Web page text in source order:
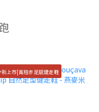
新上市|寬楦赤足感健走鞋